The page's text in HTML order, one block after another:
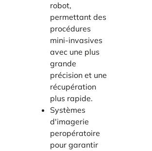
robot,
permettant des
procédures
mini-invasives
avec une plus
grande
précision et une
récupération
plus rapide.
Systèmes
d'imagerie
peropératoire
pour garantir